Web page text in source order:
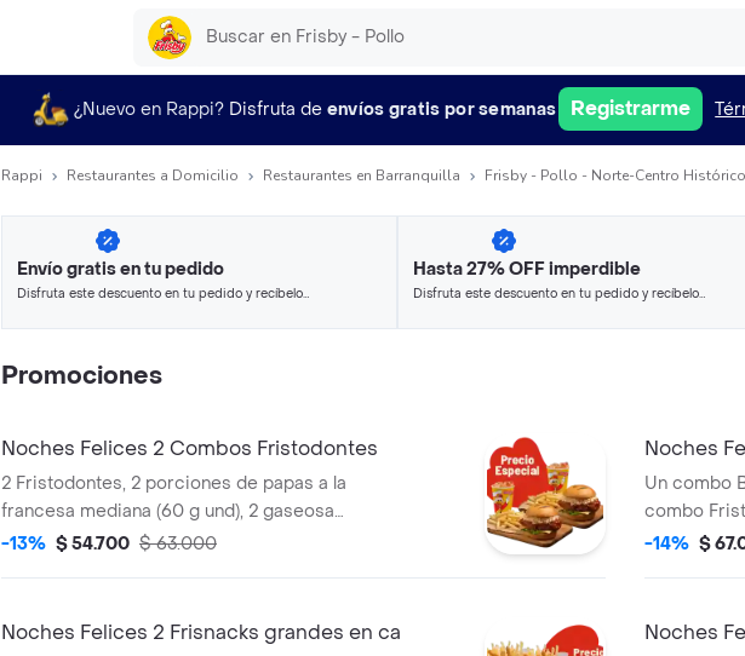
¿Nuevo en Rappi? Disfruta de envíos gratis por semanas Registrarme
Rappi Restaurantes a Domicilio Restaurantes en Barranquilla Frisby - Pollo - Norte-Centro
Envío gratis en tu pedido
Disfruta este descuento en tu pedido y recíbelo
Hasta 27% OFF imperdible
Disfruta este descuento en tu pedido y recíbelo
Promociones
Noches Felices 2 Combos Fristodontes
2 Fristodontes, 2 porciones de papas a la
francesa mediana (60 g und), 2 gaseosas
(325 ml und). Escoge entre búfalo
-13% $ 54.700 $ 63.000
Noches
Un combo
combo
producto
-14% $
Noches Felices 2 Frisnacks grandes en ca Noches